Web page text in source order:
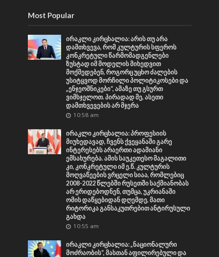
Most Popular
ირაკლი კირცხალია: არის თუ არა
დამთხვევა, რომ კულტურის სფეროს
კონკრეტული წარმომადგენლები
ზუსტად იმ მოდელის მიხედვით
მოქმედებენ, როგორც უცხო ძალების
უსიტყვოდ მორჩილი პოლიტიკოსები და
„ენჯეოშნიკები“, ამაზე თუ გსურთ
ვიმსჯელოთ. პირადად მე, ასეთი
დამთხვევების არ მჯერა
10:58 am
ირაკლი კირცხალია: პროფესიის
მიუხედავად, ჩვენს ქვეყანაში გარე
ინტერესებს არაერთი ადამიანი
ემსახურება. ამის საუკეთესო მაგალითი
კი, კონკრეტული იმ ე.წ. კულტურის
მოღვაწეების ვრცელი სიაა, რომლებიც
2008-2022 წლებში რუსეთში საქმიანობას
არ ერიდებოდნენ, თუმცა, უკრიანაში
ომის დაწყებიდან დღემდე, მათი
რიტორიკა განსაკუთრებით ანტირუსული
გახდა
10:55 am
ირაკლი კირცხალია: „ნაციონალური
მოძრაობის“, მასთან აფილირებული და